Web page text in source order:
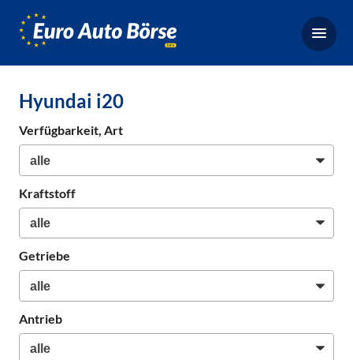
Börse,
Neuwagen
Hyundai i20
Verfügbarkeit, Art
Kraftstoff
Getriebe
Antrieb